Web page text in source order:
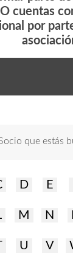
cuentas
por
D E
M N
U V